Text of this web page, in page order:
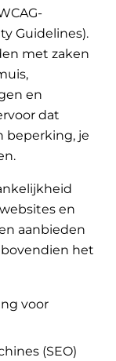
Guidelines).
met zaken
en
dat
beperking, je
en
aanbieden
het
voor
(SEO)